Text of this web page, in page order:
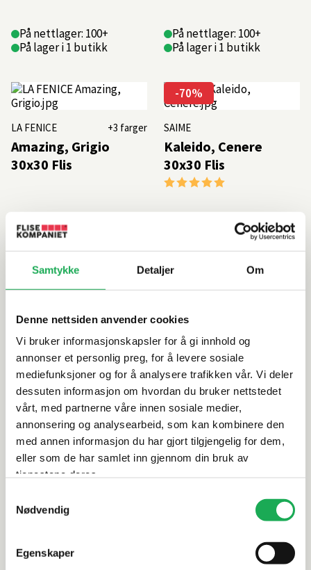
Samtykke Detaljer Om
Denne nettsiden anvender cookies
Vi bruker informasjonskapsler for å gi innhold og
annonser et personlig preg, for å levere sosiale
mediefunksjoner og for å analysere trafikken vår. Vi deler
dessuten informasjon om hvordan du bruker nettstedet
vårt, med partnerne våre innen sosiale medier,
annonsering og analysearbeid, som kan kombinere den
med annen informasjon du har gjort tilgjengelig for dem,
eller som de har samlet inn gjennom din bruk av
tjenestene deres.
Nødvendig
Egenskaper
du
går
minimalistisk,
moderne
eller
en
mer
leken
stil,
et
muligheter.
utvalg
fliser
uendelige
valgmuligheter
Med
vårt
brede
sortiment
av
30x30
kan
finne
noe
På nettlager: 100+
På lager i 1 butikk
På nettlager: 100+
På lager i 1 butikk
Amazing, Grigio
30x30 Flis
LA FENICE +3 farger
899,–per m²
På nettlager: 48
På lager i 3 butikker
Kaleido, Cenere
30x30 Flis
Karakter:
-70%
SAIME
På nettlager: 48
På lager i 1 butikk
Extra, Ivory 30x30 Flis
Karakter: 5.0 av 5 mulige
+5 farger
799,–per m²
På lager i 7 butikker
Form, Dark Grey
30x30 Flis
Karakter: 4.5 av 5 mulige
399,– per m²